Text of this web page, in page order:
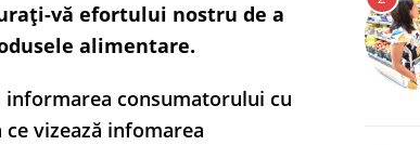
vă efortului nostru de a
alimentare.
consumatorului cu
vizează infomarea